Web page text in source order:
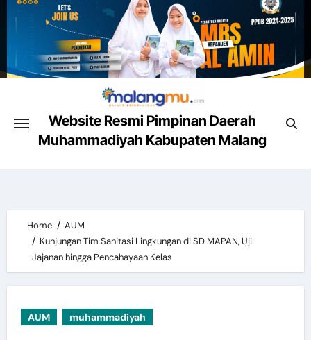
Skip
Website Resmi Pimpinan Daerah
Muhammadiyah Kabupaten Malang
Home
AUM
Kunjungan Tim Sanitasi Lingkungan di SD MAPAN, Uji
Jajanan hingga Pencahayaan Kelas
AUM muhammadiyah